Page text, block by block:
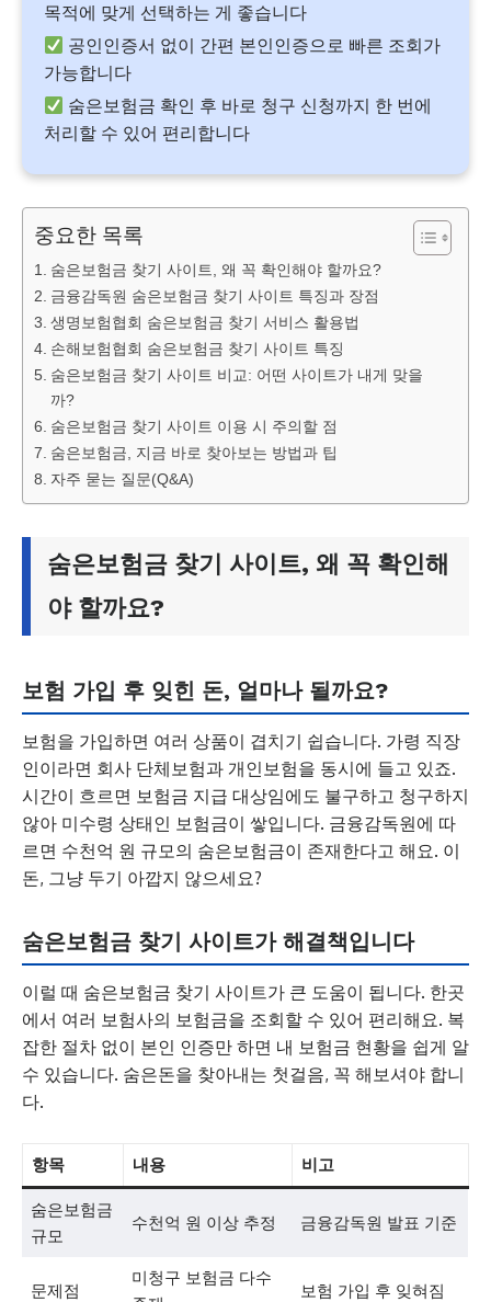
목적에 맞게 선택하는 게 좋습니다
공인인증서 없이 간편 본인인증으로 빠른 조회가
가능합니다
숨은보험금 확인 후 바로 청구 신청까지 한 번에
처리할 수 있어 편리합니다
중요한 목록
숨은보험금 찾기 사이트, 왜 꼭 확인해야 할까요?
금융감독원 숨은보험금 찾기 사이트 특징과 장점
생명보험협회 숨은보험금 찾기 서비스 활용법
손해보험협회 숨은보험금 찾기 사이트 특징
숨은보험금 찾기 사이트 비교: 어떤 사이트가 내게 맞을
까?
숨은보험금 찾기 사이트 이용 시 주의할 점
숨은보험금, 지금 바로 찾아보는 방법과 팁
자주 묻는 질문(Q&A)
숨은보험금 찾기 사이트, 왜 꼭 확인해
야 할까요?
보험 가입 후 잊힌 돈, 얼마나 될까요?
보험을 가입하면 여러 상품이 겹치기 쉽습니다. 가령 직장
인이라면 회사 단체보험과 개인보험을 동시에 들고 있죠.
시간이 흐르면 보험금 지급 대상임에도 불구하고 청구하지
않아 미수령 상태인 보험금이 쌓입니다. 금융감독원에 따
르면 수천억 원 규모의 숨은보험금이 존재한다고 해요. 이
돈, 그냥 두기 아깝지 않으세요?
숨은보험금 찾기 사이트가 해결책입니다
이럴 때 숨은보험금 찾기 사이트가 큰 도움이 됩니다. 한곳
에서 여러 보험사의 보험금을 조회할 수 있어 편리해요. 복
잡한 절차 없이 본인 인증만 하면 내 보험금 현황을 쉽게 알
수 있습니다. 숨은돈을 찾아내는 첫걸음, 꼭 해보셔야 합니
다.
항목 내용 비고
숨은보험금
규모
수천억 원 이상 추정 금융감독원 발표 기준
문제점
미청구 보험금 다수
보험 가입 후 잊혀짐